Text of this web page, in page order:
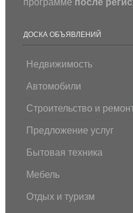
программе после
ДОСКА ОБЪЯВЛЕНИЙ
Недвижимость
Автомобили
Строительство и
Предложение услуг
Бытовая техника
Мебель
Отдых и туризм